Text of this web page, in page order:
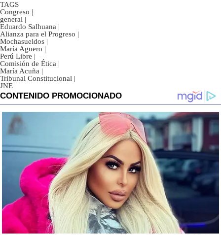
TAGS
Congreso |
general |
Eduardo Salhuana |
Alianza para el Progreso |
Mochasueldos |
María Aguero |
Perú Libre |
Comisión de Ética |
María Acuña |
Tribunal Constitucional |
JNE